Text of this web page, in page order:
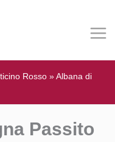
Rosso »Albana di
Passito